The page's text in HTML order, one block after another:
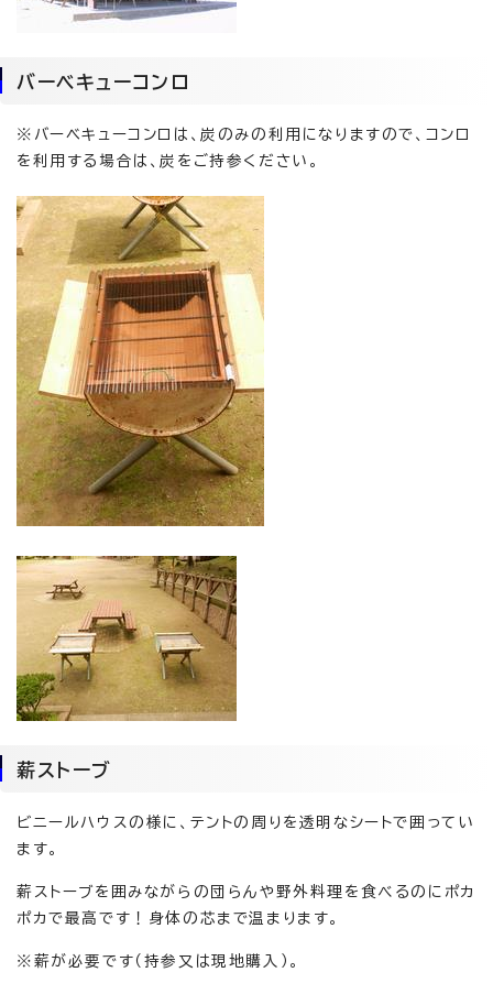
バーベキューコンロ
※バーベキューコンロは、炭のみの利用になりますので、コンロ
を利用する場合は、炭をご持参ください。
薪ストーブ
ビニールハウスの様に、テントの周りを透明なシートで囲ってい
ます。
薪ストーブを囲みながらの団らんや野外料理を食べるのにポカ
ポカで最高です！身体の芯まで温まります。
※薪が必要です（持参又は現地購入）。